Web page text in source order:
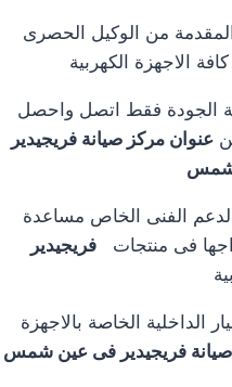
من الوكيل الحصرى
الاجهزة الكهربية
الجودة فقط اتصل واحصل
عنوان مركز صيانة فريجيدير
شمس
الفنى الخاص مساعدة
فى منتجات فريجيدير
الداخلية الخاصة بالاجهزة
صيانة فريجيدير فى عين شمس